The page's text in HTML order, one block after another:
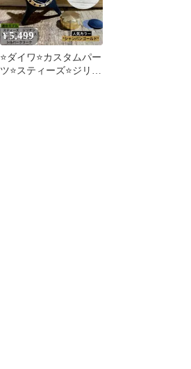
¥5,499
⭐️ダイワ⭐️カスタムパー
ツ⭐️スティーズ⭐️ジリオ